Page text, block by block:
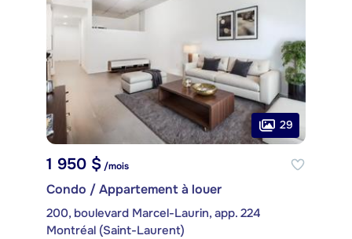
29
1 950 $ /mois
Condo / Appartement à louer
200, boulevard Marcel-Laurin, app. 224
Montréal (Saint-Laurent)